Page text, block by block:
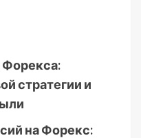
стратегии и
на Форекс: